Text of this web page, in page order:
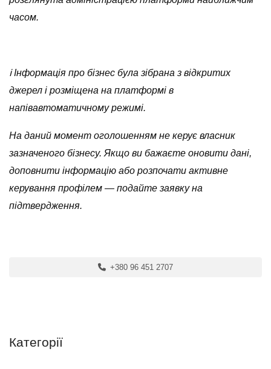
часом.
ℹ️ Інформація про бізнес була зібрана з відкритих
джерел і розміщена на платформі в
напівавтоматичному режимі.
На даний момент оголошенням не керує власник
зазначеного бізнесу. Якщо ви бажаєте оновити дані,
доповнити інформацію або розпочати активне
керування профілем — подайте заявку на
підтвердження.
+380 96 451 2707
Категорії